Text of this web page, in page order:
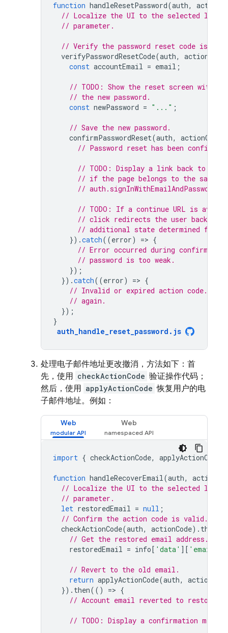
function handleResetPassword(auth,
// Localize the UI to the selected
// parameter.
// Verify the password reset code is
verifyPasswordResetCode(auth, actionCode
const accountEmail = email ;
// TODO: Show the reset screen with
// the new password.
const newPassword = "..." ;
// Save the new password.
confirmPasswordReset(auth, actionCode
// Password reset has been confirmed
// TODO: Display a link back to
// if the page belongs to the same
//
// TODO: If a continue URL is
// click redirects the user back to
// additional state determined from
}).catch((error) => {
// Error occurred during
// password is too weak.
});
}).catch((error) => {
// Invalid or expired action code.
// again.
});
}
auth_handle_reset_password . js
处理电子邮件地址更改撤消，方法如下：首
先，使用 checkActionCode 验证操作代码；
然后，使用 applyActionCode 恢复用户的电
子邮件地址。例如：
Web Web
import { checkActionCode, applyActionCode
function handleRecoverEmail(auth,
// Localize the UI to the selected
// parameter.
let restoredEmail = null ;
// Confirm the action code is valid.
checkActionCode(auth, actionCode). then
// Get the restored email address.
restoredEmail = info[ 'data' ][ 'email'
// Revert to the old email.
return applyActionCode(auth,
actionCode
}). then(() => {
// Account email reverted to
// TODO: Display a confirmation